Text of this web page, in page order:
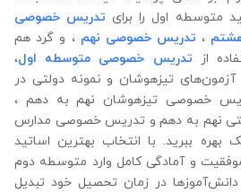
متوسطه اول را برای تدریس خصوصی
، تدریس خصوصی نهم، و گرد هم
از تدریس خصوصی متوسطه اول،
آزمون‌های تیزهوشان و نمونه دولتی در
خصوصی تیزهوشان نهم به دهم ،
نهم به دهم و تدریس خصوصی مدارس
بهره‌ ببرید. با انتخاب بهترین اساتید
و آمادگی کامل وارد متوسطه دوم
در زمان تحصیل خود تبدیل